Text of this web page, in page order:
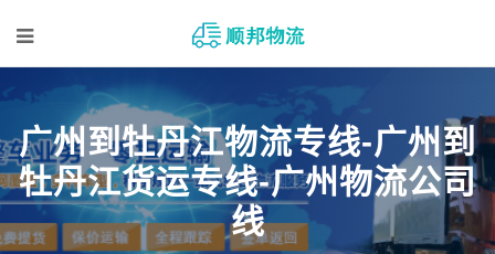
广州到牡丹江物流专线-广州到
牡丹江货运专线-广州物流公司
线